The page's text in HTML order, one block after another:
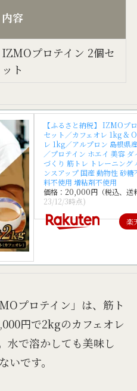
内容
IZMOプロテイン 2個セ
ット
【ふるさと納税】 IZMOプ
セット／カフェオレ 1kg &
レ 1kg／アルプロン 島根県
／プロテイン ホエイ 美容 ダ
づくり 筋トレ トレーニング
ンスアップ 国産 動物性 砂糖
料不使用 増粘剤不使用
価格：20,000円（税込、送
23/12/3時点)
楽
プロテイン」は、筋ト
円で2kgのカフェオレ
水で溶かしても美味し
いです。